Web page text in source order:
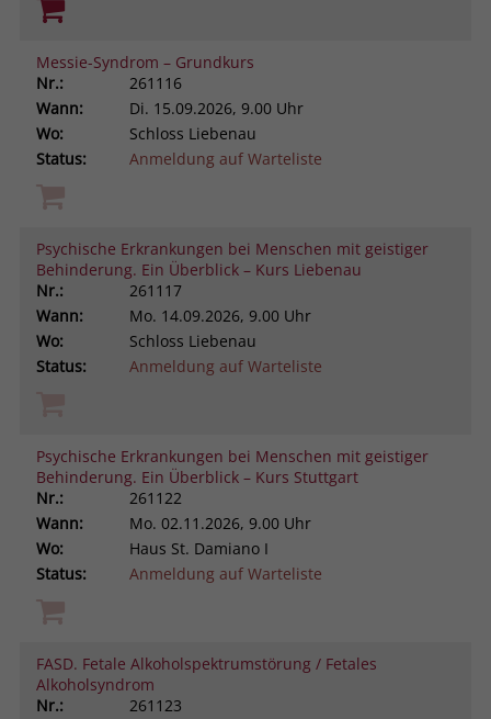
Messie-Syndrom – Grundkurs
Nr.:
261116
Wann:
Di. 15.09.2026, 9.00 Uhr
Wo:
Schloss Liebenau
Status:
Anmeldung auf Warteliste
Psychische Erkrankungen bei Menschen mit geistiger
Behinderung. Ein Überblick – Kurs Liebenau
Nr.:
261117
Wann:
Mo. 14.09.2026, 9.00 Uhr
Wo:
Schloss Liebenau
Status:
Anmeldung auf Warteliste
Psychische Erkrankungen bei Menschen mit geistiger
Behinderung. Ein Überblick – Kurs Stuttgart
Nr.:
261122
Wann:
Mo. 02.11.2026, 9.00 Uhr
Wo:
Haus St. Damiano I
Status:
Anmeldung auf Warteliste
FASD. Fetale Alkoholspektrumstörung / Fetales
Alkoholsyndrom
Nr.:
261123